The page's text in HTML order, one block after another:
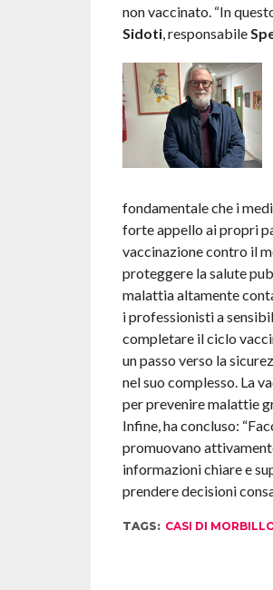
non vaccinato. “In
Sidoti, responsabile
fondamentale che i
forte appello ai propri
vaccinazione contro il
proteggere la salute
malattia altamente
i professionisti a
completare il ciclo
un passo verso la
nel suo complesso. La
per prevenire malattie
Infine, ha concluso:
promuovano
informazioni chiare e
prendere decisioni
TAGS: CASI DI